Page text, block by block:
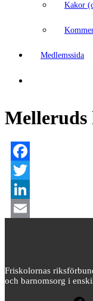
Kakor
Medlemssida
Melleruds
Facebook
Twitter
LinkedIn
Friskolornas
och barnomsorg i